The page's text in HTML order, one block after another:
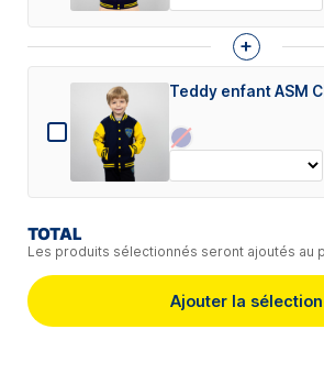
+
Teddy enfant ASM
TOTAL
Les produits sélectionnés seront ajoutés au
Ajouter la sélection